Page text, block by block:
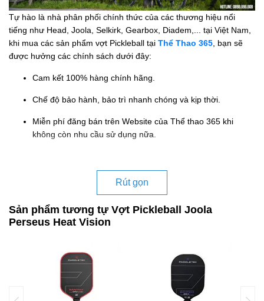
Tự hào là nhà phân phối chính thức của các thương hiệu nổi
tiếng như Head, Joola, Selkirk, Gearbox, Diadem,... tại Việt Nam,
khi mua các sản phẩm vợt Pickleball tại Thể Thao 365 , bạn sẽ
được hưởng các chính sách dưới đây:
Cam kết 100% hàng chính hãng.
Chế độ bảo hành, bảo trì nhanh chóng và kịp thời.
Miễn phí đăng bán trên Website của Thể thao 365 khi
không còn nhu cầu sử dụng nữa.
Rút gọn
Sản phẩm tương tự Vợt Pickleball Joola
Perseus Heat Vision